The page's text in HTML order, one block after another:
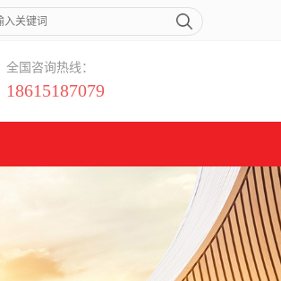
全国咨询热线：
18615187079